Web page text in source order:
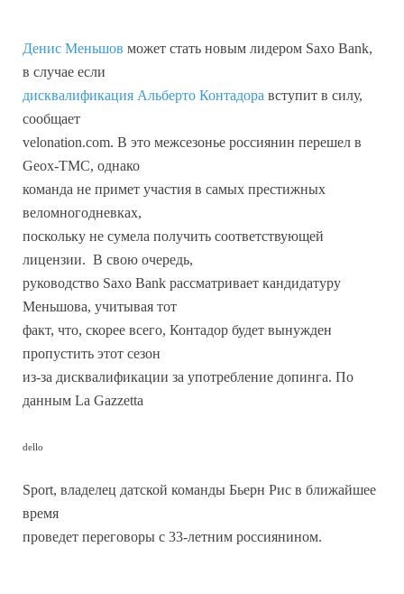
Денис Меньшов может стать новым лидером Saxo Bank,
в случае если
дисквалификация Альберто Контадора вступит в силу,
сообщает
velonation.com. В это межсезонье россиянин перешел в
Geox-TMC, однако
команда не примет участия в самых престижных
веломногодневках,
поскольку не сумела получить соответствующей
лицензии. В свою очередь,
руководство Saxo Bank рассматривает кандидатуру
Меньшова, учитывая тот
факт, что, скорее всего, Контадор будет вынужден
пропустить этот сезон
из-за дисквалификации за употребление допинга. По
данным La Gazzetta
dello
Sport, владелец датской команды Бьерн Рис в ближайшее
время
проведет переговоры с 33-летним россиянином.